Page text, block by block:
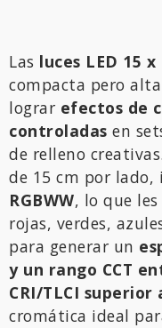
Las luces LED 15 x
compacta pero
lograr efectos de
controladas en
de relleno
de 15 cm por lado,
RGBWW, lo que
rojas, verdes,
para generar un
y un rango CCT
CRI/TLCI superior
cromática ideal